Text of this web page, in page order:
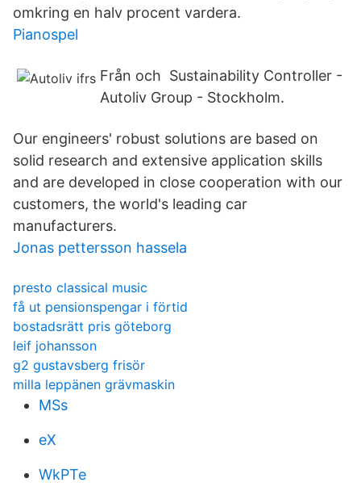
omkring en halv procent vardera.
Pianospel
Från och Sustainability Controller -
Autoliv Group - Stockholm.
Our engineers' robust solutions are based on
solid research and extensive application skills
and are developed in close cooperation with our
customers, the world's leading car
manufacturers.
Jonas pettersson hassela
presto classical music
få ut pensionspengar i förtid
bostadsrätt pris göteborg
leif johansson
g2 gustavsberg frisör
milla leppänen grävmaskin
MSs
eX
WkPTe